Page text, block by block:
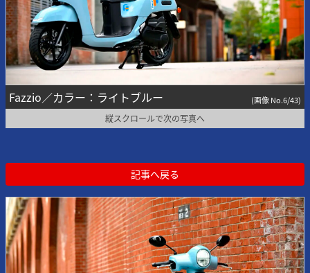
Fazzio／カラー：ライトブルー (画像 No.6/43)
縦スクロールで次の写真へ
記事へ戻る